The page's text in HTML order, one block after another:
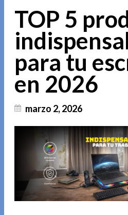
TOP 5
para tu
en 2026
marzo 2, 2026